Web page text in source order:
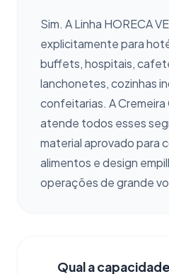
Sim. A Linha HORECA
explicitamente para
buffets, hospitais,
lanchonetes, cozinhas
confeitarias. A
atende todos esses
material aprovado para
alimentos e design
operações de grande
Qual a